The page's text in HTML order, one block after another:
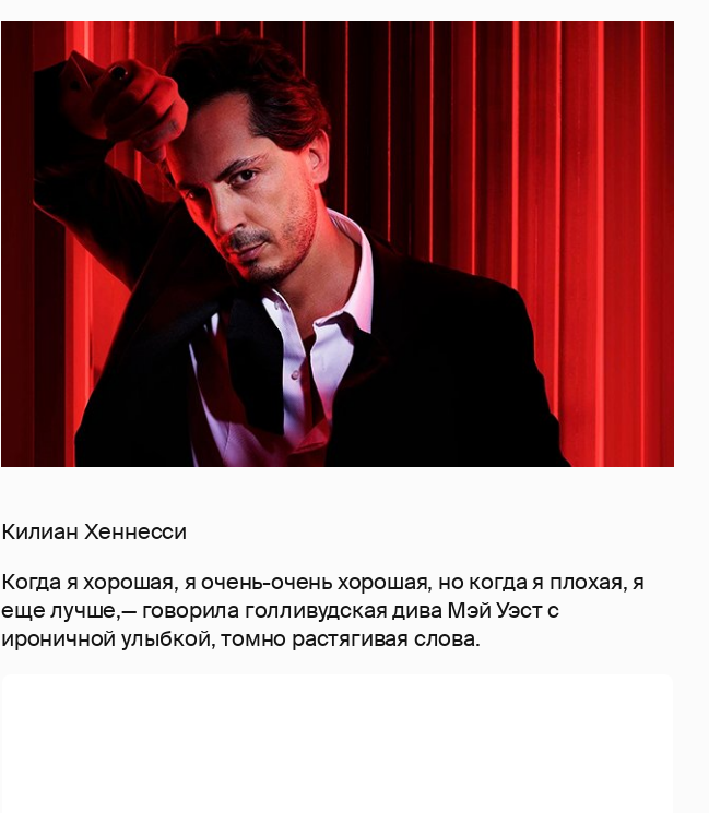
Килиан Хеннесси
Когда я хорошая, я очень-очень хорошая, но когда я плохая, я
еще лучше,— говорила голливудская дива Мэй Уэст с
ироничной улыбкой, томно растягивая слова.